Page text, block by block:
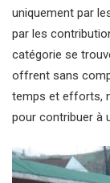
uniquement par
par les
catégorie se
offrent sans
temps et efforts,
pour contribuer à